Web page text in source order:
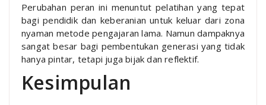
Perubahan peran ini menuntut pelatihan yang tepat
bagi pendidik dan keberanian untuk keluar dari zona
nyaman metode pengajaran lama. Namun dampaknya
sangat besar bagi pembentukan generasi yang tidak
hanya pintar, tetapi juga bijak dan reflektif.
Kesimpulan